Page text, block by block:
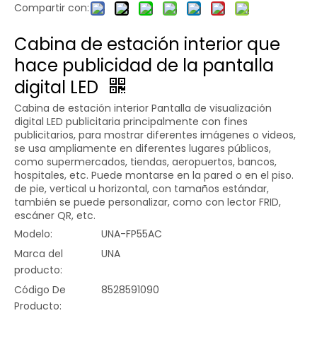
Compartir con:
Cabina de estación interior que
hace publicidad de la pantalla
digital LED
Cabina de estación interior Pantalla de visualización
digital LED publicitaria principalmente con fines
publicitarios, para mostrar diferentes imágenes o videos,
se usa ampliamente en diferentes lugares públicos,
como supermercados, tiendas, aeropuertos, bancos,
hospitales, etc. Puede montarse en la pared o en el piso.
de pie, vertical u horizontal, con tamaños estándar,
también se puede personalizar, como con lector FRID,
escáner QR, etc.
Modelo:
UNA-FP55AC
Marca del
producto:
UNA
Código De
Producto:
8528591090